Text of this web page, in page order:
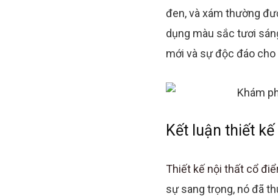
đen, và xám thường
dụng màu sắc tươi
mới và sự độc đáo
Kết luận thiết
Thiết kế nội thất cổ
sự sang trọng, nó đã